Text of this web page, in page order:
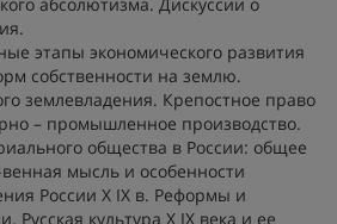
этапы экономического развития
собственности на землю.
землевладения. Крепостное право
– промышленное производство.
общества в России: общее
мысль и особенности
России X IX в. Реформы и
Русская культура X IX века и ее